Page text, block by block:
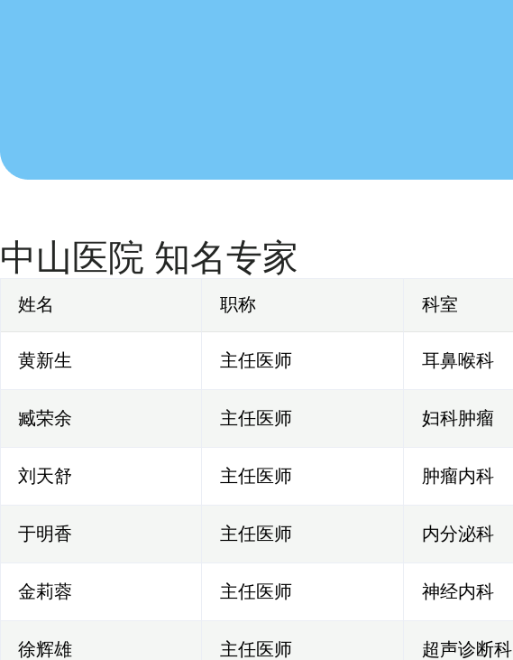
中山医院 知名专家
姓名 职称 科室
黄新生 主任医师 耳鼻喉科
臧荣余 主任医师 妇科肿瘤
刘天舒 主任医师 肿瘤内科
于明香 主任医师 内分泌科
金莉蓉 主任医师 神经内科
徐辉雄 主任医师 超声诊断科